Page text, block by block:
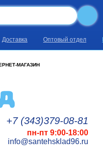
Доставка Оптовый отдел
МАГАЗИН
+7 (343)379-08-81
пн-пт 9:00-18:00
info@santehsklad96.ru